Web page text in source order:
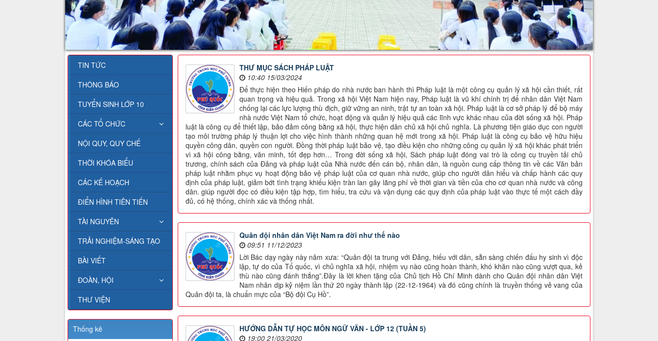
THƯ MỤC SÁCH PHÁP LUẬT
10:40 15/03/2024
Để thực hiện theo Hiến pháp do nhà nước ban hành thì Pháp luật là một công cụ quản lý xã hội cần thiết, rất
quan trọng và hiệu quả. Trong xã hội Việt Nam hiện nay, Pháp luật là vũ khí chính trị để nhân dân Việt Nam
chống lại các lực lượng thù địch, giữ vững an ninh, trật tự an toàn xã hội. Pháp luật là cơ sở pháp lý để bộ máy
nhà nước Việt Nam tổ chức, hoạt động và quản lý hiệu quả các lĩnh vực khác nhau của đời sống xã hội. Pháp
luật là công cụ để thiết lập, bảo đảm công bằng xã hội, thực hiện dân chủ xã hội chủ nghĩa. Là phương tiện giáo dục con người
tạo môi trường pháp lý thuận lợi cho việc hình thành những quan hệ mới trong xã hội. Pháp luật là công cụ bảo vệ hữu hiệu
quyền công dân, quyền con người. Đồng thời pháp luật bảo vệ, tạo điều kiện cho những công cụ quản lý xã hội khác phát triển
vì xã hội công bằng, văn minh, tốt đẹp hơn… Trong đời sống xã hội, Sách pháp luật đóng vai trò là công cụ truyền tải chủ
trương, chính sách của Đảng và pháp luật của Nhà nước đến cán bộ, nhân dân, là nguồn cung cấp thông tin về các Văn bản
pháp luật nhằm phục vụ hoạt động bảo vệ pháp luật của cơ quan nhà nước, giúp cho người dân hiểu và chấp hành các quy
định của pháp luật, giảm bớt tình trạng khiếu kiện tràn lan gây lãng phí về thời gian và tiền của cho cơ quan nhà nước và công
dân. giúp người đọc có điều kiện tập hợp, tìm hiểu, tra cứu và vận dụng các quy định của pháp luật vào thực tế một cách đầy
đủ, có hệ thống, chính xác và thống nhất.
Quân đội nhân dân Việt Nam ra đời như thế nào
09:51 11/12/2023
Lời Bác dạy ngày này năm xưa: “Quân đội ta trung với Đảng, hiếu với dân, sẵn sàng chiến đấu hy sinh vì độc
lập, tự do của Tổ quốc, vì chủ nghĩa xã hội, nhiệm vụ nào cũng hoàn thành, khó khăn nào cũng vượt qua, kẻ
thù nào cũng đánh thắng”.Đây là lời khen tặng của Chủ tịch Hồ Chí Minh dành cho Quân đội nhân dân Việt
Nam nhân dịp kỷ niệm lần thứ 20 ngày thành lập (22-12-1964) và đó cũng chính là truyền thống vẻ vang của
Quân đội ta, là chuẩn mực của “Bộ đội Cụ Hồ”.
HƯỚNG DẪN TỰ HỌC MÔN NGỮ VĂN - LỚP 12 (TUẦN 5)
19:00 21/03/2020
TIN TỨC
THÔNG BÁO
TUYỂN SINH LỚP 10
CÁC TỔ CHỨC
NỘI QUY, QUY CHẾ
THỜI KHÓA BIỂU
CÁC KẾ HOẠCH
ĐIỂN HÌNH TIÊN TIẾN
TÀI NGUYÊN
TRẢI NGHIỆM-SÁNG TẠO
BÀI VIẾT
ĐOÀN, HỘI
THƯ VIỆN
Thống kê